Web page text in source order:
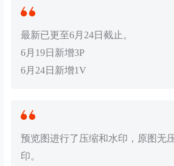
最新已更至6月24日截止。
6月19日新增3P
6月24日新增1V
预览图进行了压缩和水印，原图无
印。